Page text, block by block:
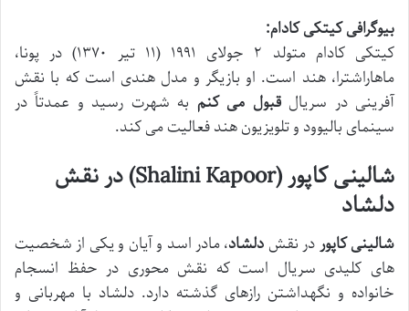
بیوگرافی کیتکی کادام:
کیتکی کادام متولد ۲ جولای ۱۹۹۱ (۱۱ تیر ۱۳۷۰) در پونا،
ماهاراشترا، هند است. او بازیگر و مدل هندی است که با نقش
آفرینی در سریالقبول می کنم به شهرت رسید و عمدتاً در
سینمای بالیوود و تلویزیون هند فعالیت می کند.
شالینی کاپور (Shalini Kapoor) در نقش
دلشاد
شالینی کاپوردر نقش دلشاد، مادر اسد و آیان و یکی از شخصیت
های کلیدی سریال است که نقش محوری در حفظ انسجام
خانواده و نگهداشتن رازهای گذشته دارد. دلشاد با مهربانی و